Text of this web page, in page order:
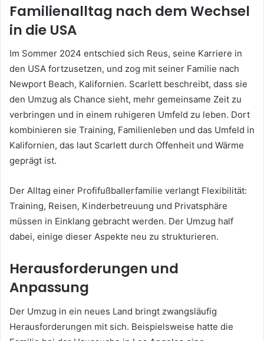
Familienalltag nach dem Wechsel
in die USA
Im Sommer 2024 entschied sich Reus, seine Karriere in
den USA fortzusetzen, und zog mit seiner Familie nach
Newport Beach, Kalifornien. Scarlett beschreibt, dass sie
den Umzug als Chance sieht, mehr gemeinsame Zeit zu
verbringen und in einem ruhigeren Umfeld zu leben. Dort
kombinieren sie Training, Familienleben und das Umfeld in
Kalifornien, das laut Scarlett durch Offenheit und Wärme
geprägt ist.
Der Alltag einer Profifußballerfamilie verlangt Flexibilität:
Training, Reisen, Kinderbetreuung und Privatsphäre
müssen in Einklang gebracht werden. Der Umzug half
dabei, einige dieser Aspekte neu zu strukturieren.
Herausforderungen und
Anpassung
Der Umzug in ein neues Land bringt zwangsläufig
Herausforderungen mit sich. Beispielsweise hatte die